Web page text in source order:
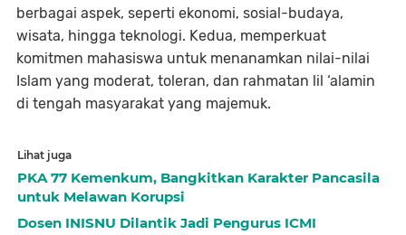
berbagai aspek, seperti ekonomi, sosial-budaya,
wisata, hingga teknologi. Kedua, memperkuat
komitmen mahasiswa untuk menanamkan nilai-nilai
Islam yang moderat, toleran, dan rahmatan lil ‘alamin
di tengah masyarakat yang majemuk.
Lihat juga
PKA 77 Kemenkum, Bangkitkan Karakter Pancasila
untuk Melawan Korupsi
Dosen INISNU Dilantik Jadi Pengurus ICMI